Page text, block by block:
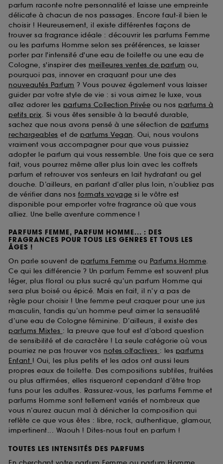
parfum raconte notre personnalité et laisse une empreinte
délicate à chacun de nos passages. Encore faut-il bien le
choisir ! Heureusement, il existe différentes façons de
trouver sa fragrance idéale : découvrir les parfums Femme
ou les parfums Homme selon ses préférences, se laisser
porter par l'intensité d'une eau de toilette ou une eau de
Cologne, s'inspirer des meilleures ventes de parfum ou,
pourquoi pas, innover en craquant pour une des
nouveautés Parfum ? Vous pouvez également vous laisser
guider par votre style de vie : si vous aimez le luxe, vous
allez adorer les parfums Collection Privée ou nos parfums à
petits prix. Si vous êtes sensible à la beauté durable,
sachez que nous avons pensé à une sélection de parfums
rechargeables et de parfums Vegan. Oui, nous voulons
vraiment vous accompagner pour que vous puissiez
adopter le parfum qui vous ressemble. Une fois que ce sera
fait, vous pourrez même aller plus loin avec les coffrets
parfum et retrouver vos senteurs en lait hydratant ou gel
douche. D’ailleurs, en parlant d’aller plus loin, n’oubliez pas
de vérifier dans nos formats voyage si le vôtre est
disponible pour emporter votre fragrance où que vous
alliez. Une belle aventure commence !
PARFUMS FEMME, PARFUM HOMME... : DES
FRAGRANCES POUR TOUS LES GENRES ET TOUS LES
ÂGES !
On parle souvent de parfums Femme ou Parfums Homme.
Ce qui les différencie ? Un parfum Femme est souvent plus
léger, plus floral ou plus sucré qu’un parfum Homme qui
sera plus boisé ou épicé. Mais en fait, il n’y a pas de
règle pour choisir ! Une femme peut craquer pour une jus
masculin, tandis qu’un homme peut aimer la sensualité
d’une eau de Cologne féminine. D’ailleurs, il existe des
parfums Mixtes : la preuve que tout est d’abord question
de sensibilité et de caractère ! La seule catégorie où vous
pourriez ne pas trouver vos notes olfactives : les parfums
Enfant ! Oui, les plus petits et les ados ont aussi leurs
propres eaux de toilette. Des compositions subtiles, fruitées
ou plus affirmées, elles risqueront cependant d’être trop
funs pour les adultes. Rassurez-vous, les parfums Femme et
parfums Homme sont tellement variés et nombreux que
vous n’aurez aucun mal à dénicher la composition qui
reflète ce que vous êtes : libre, rock, authentique, glamour,
impertinent... Waouh ! Dites-nous tout en parfum !
TOUTES LES INTENSITÉS DES PARFUMS